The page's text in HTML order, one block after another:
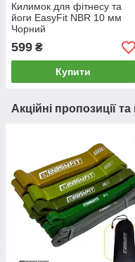
Килимок для фітнесу та
йоги EasyFit NBR 10 мм
Чорний
599 ₴
Купити
Акційні пропозиції